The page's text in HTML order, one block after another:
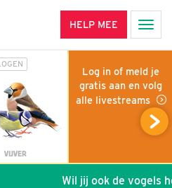
HELP MEE
VIJVER
Log in of meld je
gratis aan en volg
alle livestreams
Wil jij ook de vogels